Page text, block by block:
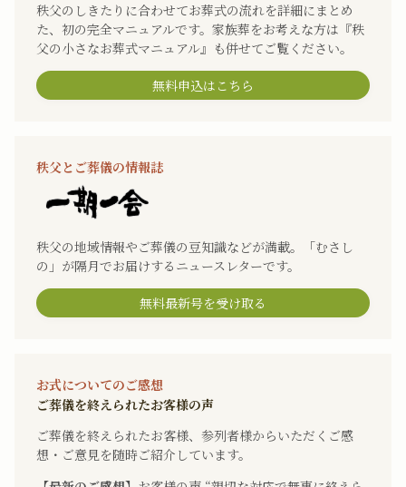
秩父のしきたりに合わせてお葬式の流れを詳細にまとめ
た、初の完全マニュアルです。家族葬をお考えな方は『秩
父の小さなお葬式マニュアル』も併せてご覧ください。
無料申込はこちら
秩父とご葬儀の情報誌
秩父の地域情報やご葬儀の豆知識などが満載。「むさし
の」が隔月でお届けするニュースレターです。
無料最新号を受け取る
お式についてのご感想
ご葬儀を終えられたお客様の声
ご葬儀を終えられたお客様、参列者様からいただくご感
想・ご意見を随時ご紹介しています。